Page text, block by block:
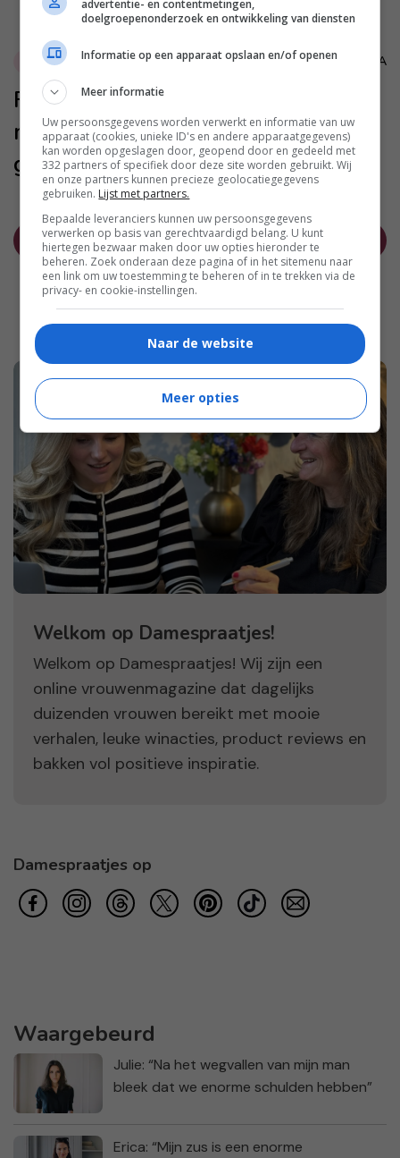
Entertainment MARA
Filmpje: Stel neemt iedereen 9
maanden lang in de maling met
geheimgehouden tweeling
NIEUWER OUDER
Welkom op Damespraatjes!
Welkom op Damespraatjes! Wij zijn een
online vrouwenmagazine dat dagelijks
duizenden vrouwen bereikt met mooie
verhalen, leuke winacties, product reviews en
bakken vol positieve inspiratie.
Damespraatjes op
Waargebeurd
Julie: “Na het wegvallen van mijn man
bleek dat we enorme schulden hebben”
Erica: “Mijn zus is een enorme
advertentie- en contentmetingen,
doelgroepenonderzoek en ontwikkeling van diensten
Informatie op een apparaat opslaan en/of openen
Meer informatie
Uw persoonsgegevens worden verwerkt en informatie van uw
apparaat (cookies, unieke ID's en andere apparaatgegevens)
kan worden opgeslagen door, geopend door en gedeeld met
332 partners of specifiek door deze site worden gebruikt. Wij
en onze partners kunnen precieze geolocatiegegevens
gebruiken. Lijst met partners.
Bepaalde leveranciers kunnen uw persoonsgegevens
verwerken op basis van gerechtvaardigd belang. U kunt
hiertegen bezwaar maken door uw opties hieronder te
beheren. Zoek onderaan deze pagina of in het sitemenu naar
een link om uw toestemming te beheren of in te trekken via de
privacy- en cookie-instellingen.
Naar de website
Meer opties